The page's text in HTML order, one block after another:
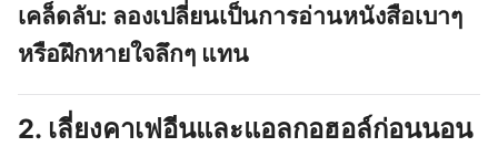
เคล็ดลับ: ลองเปลี่ยนเป็นการอ่านหนังสือเบาๆ
หรือฝึกหายใจลึกๆ แทน
2. เลี่ยงคาเฟอีนและแอลกอฮอล์ก่อนนอน